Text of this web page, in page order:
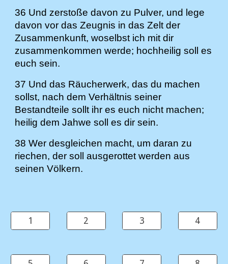
36 Und zerstoße davon zu Pulver, und lege
davon vor das Zeugnis in das Zelt der
Zusammenkunft, woselbst ich mit dir
zusammenkommen werde; hochheilig soll es
euch sein.
37 Und das Räucherwerk, das du machen
sollst, nach dem Verhältnis seiner
Bestandteile sollt ihr es euch nicht machen;
heilig dem Jahwe soll es dir sein.
38 Wer desgleichen macht, um daran zu
riechen, der soll ausgerottet werden aus
seinen Völkern.
1 2 3 4